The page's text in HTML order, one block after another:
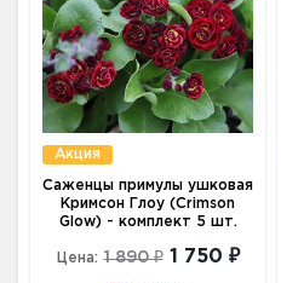
Акция
Саженцы примулы ушковая
Кримсон Глоу (Crimson
Glow) - комплект 5 шт.
Цена: 1 890 ₽ 1 750 ₽